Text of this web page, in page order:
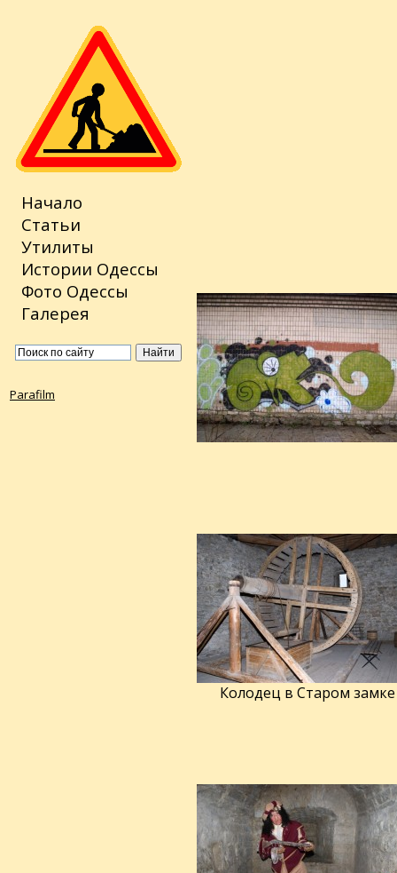
Начало
Статьи
Утилиты
Истории Одессы
Фото Одессы
Галерея
Parafilm
Колодец в Старом замке